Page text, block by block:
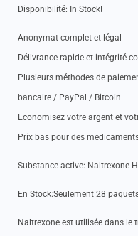
Disponibilité: In Stock!
Anonymat complet et légal
Délivrance rapide et intégrité
Plusieurs méthodes de
bancaire / PayPal / Bitcoin
Economisez votre argent et
Prix bas pour des
Substance active: Naltrexone
En Stock:Seulement 28
Naltrexone est utilisée dans le